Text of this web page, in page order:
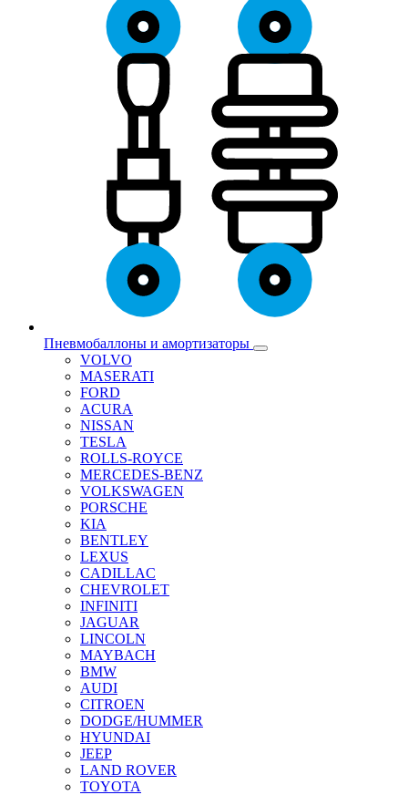
Пневмобаллоны и амортизаторы
VOLVO
MASERATI
FORD
ACURA
NISSAN
TESLA
ROLLS-ROYCE
MERCEDES-BENZ
VOLKSWAGEN
PORSCHE
KIA
BENTLEY
LEXUS
CADILLAC
CHEVROLET
INFINITI
JAGUAR
LINCOLN
MAYBACH
BMW
AUDI
CITROEN
DODGE/HUMMER
HYUNDAI
JEEP
LAND ROVER
TOYOTA